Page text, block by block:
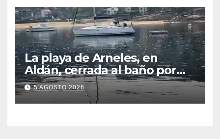
La playa de Arneles, en
Aldán, cerrada al baño por
contaminación del agua tras
detectarse restos fecales
5 AGOSTO 2026